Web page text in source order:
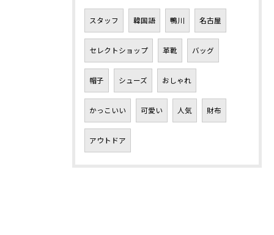
スタッフ 韓国語 鴨川 名古屋
セレクトショップ 革靴 バッグ
帽子 シューズ おしゃれ
かっこいい 可愛い 人気 財布
アウトドア